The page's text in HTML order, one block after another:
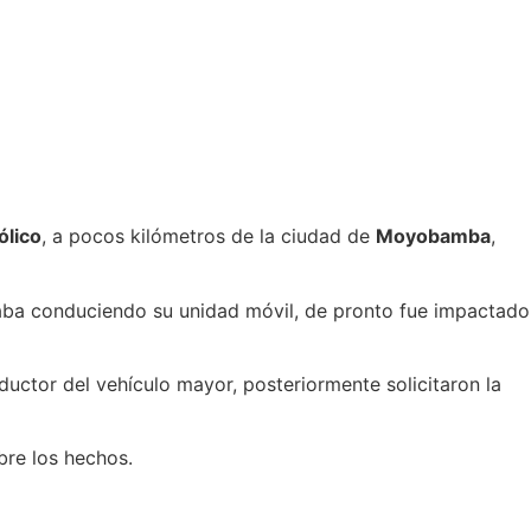
, a pocos kilómetros de la ciudad de Moyobamba,
conduciendo su unidad móvil, de pronto fue impactado
del vehículo mayor, posteriormente solicitaron la
los hechos.